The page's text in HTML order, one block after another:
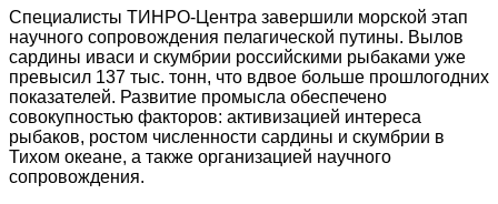
Специалисты ТИНРО-Центра завершили морской этап
научного сопровождения пелагической путины. Вылов
сардины иваси и скумбрии российскими рыбаками уже
превысил 137 тыс. тонн, что вдвое больше прошлогодних
показателей. Развитие промысла обеспечено
совокупностью факторов: активизацией интереса
рыбаков, ростом численности сардины и скумбрии в
Тихом океане, а также организацией научного
сопровождения.